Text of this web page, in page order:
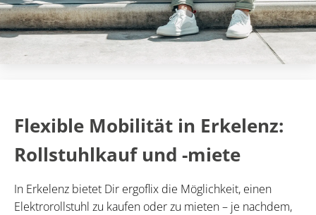
Flexible Mobilität in Erkelenz:
Rollstuhlkauf und -miete
In Erkelenz bietet Dir ergoflix die Möglichkeit, einen
Elektrorollstuhl zu kaufen oder zu mieten – je nachdem,